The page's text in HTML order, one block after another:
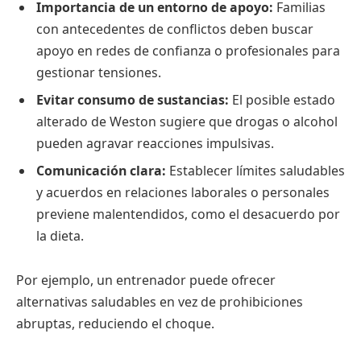
Importancia de un entorno de apoyo: Familias
con antecedentes de conflictos deben buscar
apoyo en redes de confianza o profesionales para
gestionar tensiones.
Evitar consumo de sustancias: El posible estado
alterado de Weston sugiere que drogas o alcohol
pueden agravar reacciones impulsivas.
Comunicación clara: Establecer límites saludables
y acuerdos en relaciones laborales o personales
previene malentendidos, como el desacuerdo por
la dieta.
Por ejemplo, un entrenador puede ofrecer
alternativas saludables en vez de prohibiciones
abruptas, reduciendo el choque.